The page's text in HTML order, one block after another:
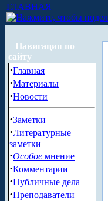
ГЛАВНАЯ
Навигация по
сайту
·Главная
·Материалы
·Новости
·Заметки
·Литературные
заметки
·Особое мнение
·Комментарии
·Публичные дела
·Преподаватели